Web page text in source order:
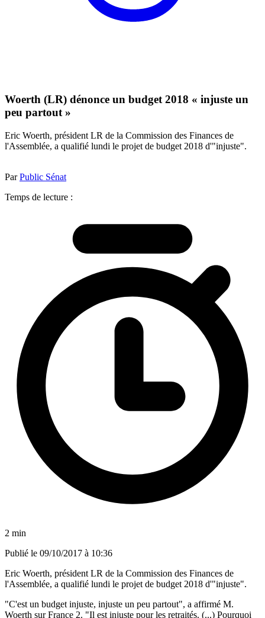
Woerth (LR) dénonce un budget 2018 « injuste un
peu partout »
Eric Woerth, président LR de la Commission des Finances de
l'Assemblée, a qualifié lundi le projet de budget 2018 d'"injuste".
ParPublic Sénat
Temps de lecture :
2 min
Publié le 09/10/2017 à 10:36
Eric Woerth, président LR de la Commission des Finances de
l'Assemblée, a qualifié lundi le projet de budget 2018 d'"injuste".
"C'est un budget injuste, injuste un peu partout", a affirmé M.
Woerth sur France 2. "Il est injuste pour les retraités. (...) Pourquoi